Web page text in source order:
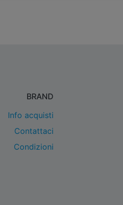
BRAND
Info acquisti
Contattaci
Condizioni